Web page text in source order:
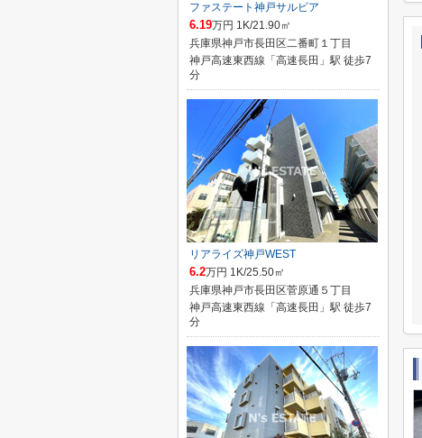
ファステート神戸サルビア
6.19万円 1K/21.90㎡
兵庫県神戸市長田区二番町１丁目
神戸高速東西線「高速長田」駅 徒歩7
分
リアライズ神戸WEST
6.2万円 1K/25.50㎡
兵庫県神戸市長田区菅原通５丁目
神戸高速東西線「高速長田」駅 徒歩7
分